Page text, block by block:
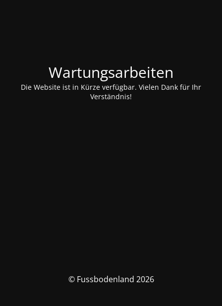
Wartungsarbeiten
Die Website ist in Kürze verfügbar. Vielen Dank für Ihr
Verständnis!
© Fussbodenland 2026